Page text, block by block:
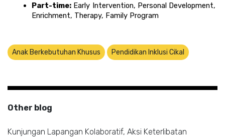
Part-time: Early Intervention, Personal Development,
Enrichment, Therapy, Family Program
Anak Berkebutuhan Khusus Pendidikan Inklusi Cikal
Other blog
Kunjungan Lapangan Kolaboratif, Aksi Keterlibatan